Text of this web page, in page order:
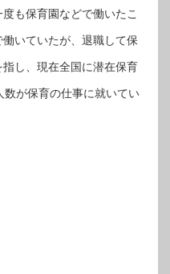
も保育園などで働いたこ
いていたが、退職して保
し、現在全国に潜在保育
数が保育の仕事に就いてい